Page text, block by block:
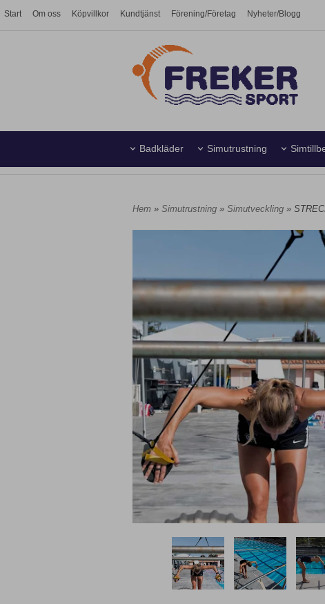
Start Om oss Köpvillkor Kundtjänst Förening/Företag Nyheter/Blogg
Badkläder Simutrustning
Hem » Simutrustning » Simutveckling »